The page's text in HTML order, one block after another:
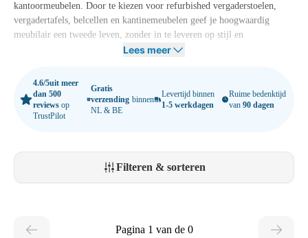
kantoormeubelen. Door te kiezen voor refurbished vergaderstoelen,
vergadertafels, belcellen en kantinemeubelen geef je hoogwaardig
meubilair een tweede leven, zonder in te leveren op stijl en
functionaliteit. Dit is niet alleen een milieuvriendelijke keuze, maar ook
refurbished kantoormeubelen die zorgvuldig zijn gecontroleerd en
opgeknapt, zodat ze er weer als nieuw uitzien en perfect presteren in
elke werkomgeving.
Lees meer
4.6/5uit meer
dan 500
reviews op
TrustPilot
Gratis
verzending binnen
NL & BE
Levertijd binnen
1-5 werkdagen
Ruime bedenktijd
van90 dagen
Filteren & sorteren
Pagina 1 van de 0